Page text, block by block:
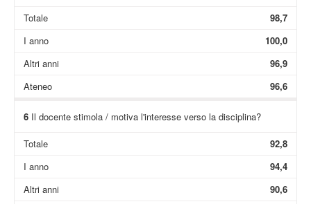
Totale
98,7
I anno
100,0
Altri anni
96,9
Ateneo
96,6
6Il docente stimola / motiva l'interesse verso la disciplina?
Totale
92,8
I anno
94,4
Altri anni
90,6